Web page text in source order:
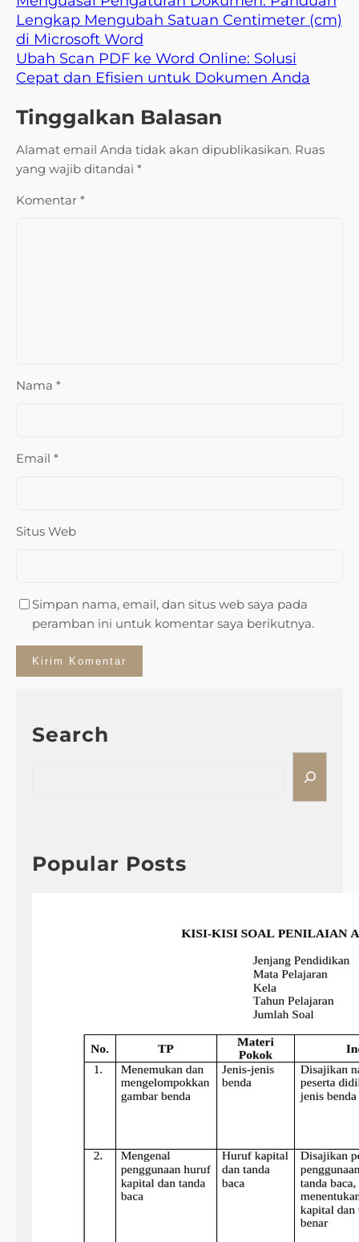
Lengkap Mengubah Satuan Centimeter (cm)
di Microsoft Word
Ubah Scan PDF ke Word Online: Solusi
Cepat dan Efisien untuk Dokumen Anda
Tinggalkan Balasan
Alamat email Anda tidak akan dipublikasikan. Ruas
yang wajib ditandai *
Komentar *
Nama *
Email *
Situs Web
Simpan nama, email, dan situs web saya pada
peramban ini untuk komentar saya berikutnya.
Search
h
Popular Posts